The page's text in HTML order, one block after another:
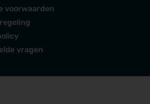
voorwaarden
vragen